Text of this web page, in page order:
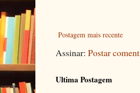
Postagem mais recente
Assinar: Postar
Ultima Postagem